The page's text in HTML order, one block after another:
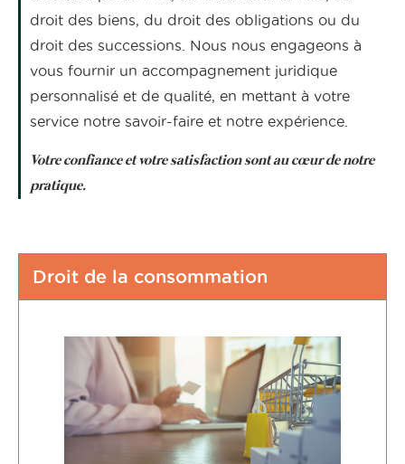
droit des biens, du droit des obligations ou du
droit des successions. Nous nous engageons à
vous fournir un accompagnement juridique
personnalisé et de qualité, en mettant à votre
service notre savoir-faire et notre expérience.
Votre confiance et votre satisfaction sont au cœur de notre
pratique.
Droit de la consommation